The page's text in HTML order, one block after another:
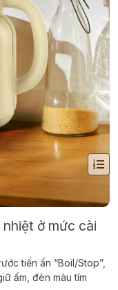
ở mức cài
tiến ấn “Boil/Stop”,
ấm, đèn màu tím